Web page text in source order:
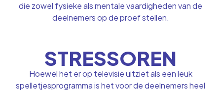
die zowel fysieke als mentale vaardigheden van de
deelnemers op de proef stellen.
STRESSOREN
Hoewel het er op televisie uitziet als een leuk
spelletjesprogramma is het voor de deelnemers heel